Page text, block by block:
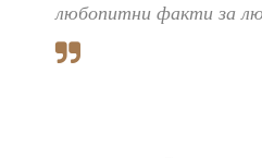
любопитни факти за